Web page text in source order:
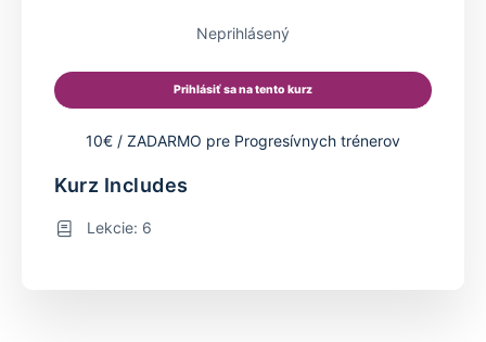
Neprihlásený
Prihlásiť sa na tento kurz
10€ / ZADARMO pre Progresívnych trénerov
Kurz Includes
Lekcie: 6